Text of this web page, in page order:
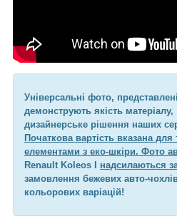
Універсальні фото,
демонструють якість матеріалу,
дизайнерське рішення наших
Початкова вартість вказана
елементами з еко-шкіри. Фото
Renault Koleos I надсилаються
замовлення бежевих авто-
кольорових варіацій!